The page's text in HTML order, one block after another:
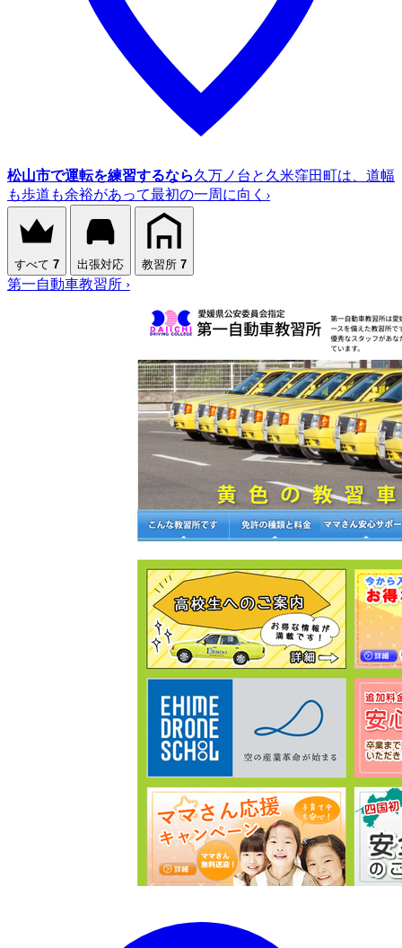
松山市で運転を練習するなら久万ノ台と久米窪田町は、道幅
も歩道も余裕があって最初の一周に向く ›
すべて 7 出張対応 教習所 7
第一自動車教習所 ›